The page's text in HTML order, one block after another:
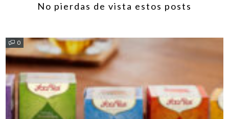
No pierdas de vista estos posts
0